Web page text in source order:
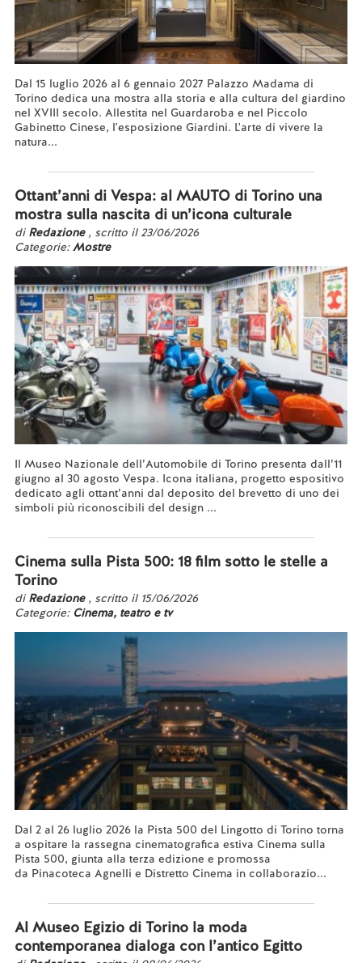
Dal 15 luglio 2026 al 6 gennaio 2027 Palazzo Madama di
Torino dedica una mostra alla storia e alla cultura del giardino
nel XVIII secolo. Allestita nel Guardaroba e nel Piccolo
Gabinetto Cinese, l'esposizione Giardini. L'arte di vivere la
natura...
Ottant’anni di Vespa: al MAUTO di Torino una
mostra sulla nascita di un’icona culturale
di Redazione , scritto il 23/06/2026
Categorie:Mostre
Il Museo Nazionale dell’Automobile di Torino presenta dall’11
giugno al 30 agosto Vespa. Icona italiana, progetto espositivo
dedicato agli ottant’anni dal deposito del brevetto di uno dei
simboli più riconoscibili del design ...
Cinema sulla Pista 500: 18 film sotto le stelle a
Torino
di Redazione , scritto il 15/06/2026
Categorie: Cinema, teatro e tv
Dal 2 al 26 luglio 2026 la Pista 500 del Lingotto di Torino torna
a ospitare la rassegna cinematografica estiva Cinema sulla
Pista 500, giunta alla terza edizione e promossa
da Pinacoteca Agnelli e Distretto Cinema in collaborazio...
Al Museo Egizio di Torino la moda
contemporanea dialoga con l’antico Egitto